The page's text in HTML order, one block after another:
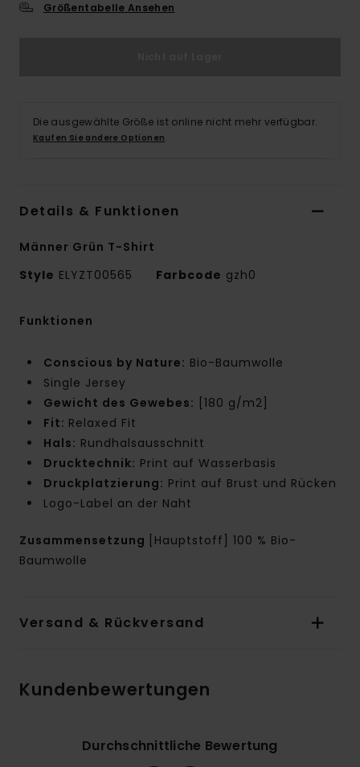
Größentabelle Ansehen
Die ausgewählte Größe ist online nicht mehr verfügbar.
Kaufen Sie andere Optionen
Details & Funktionen
Männer Grün T-Shirt
Style ELYZT00565 Farbcode gzh0
Funktionen
Conscious by Nature: Bio-Baumwolle
Single Jersey
Gewicht des Gewebes: [180 g/m2]
Fit: Relaxed Fit
Hals: Rundhalsausschnitt
Drucktechnik: Print auf Wasserbasis
Druckplatzierung: Print auf Brust und Rücken
Logo-Label an der Naht
Zusammensetzung
[Hauptstoff] 100 % Bio-
Baumwolle
Versand & Rückversand
Kundenbewertungen
Durchschnittliche Bewertung